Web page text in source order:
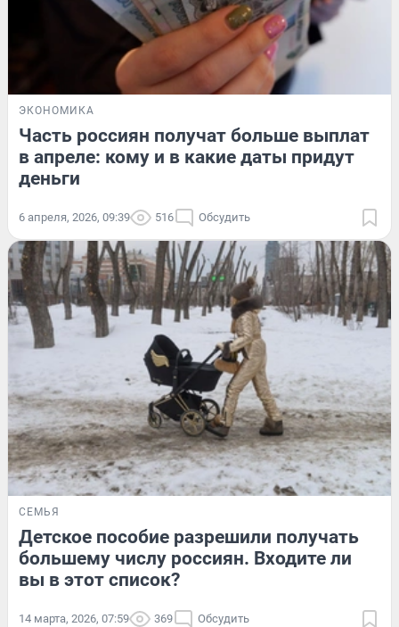
ЭКОНОМИКА
Часть россиян получат больше выплат
в апреле: кому и в какие даты придут
деньги
6 апреля, 2026, 09:39 516 Обсудить
СЕМЬЯ
Детское пособие разрешили получать
большему числу россиян. Входите ли
вы в этот список?
14 марта, 2026, 07:59 369 Обсудить